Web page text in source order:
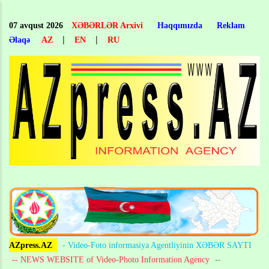
main
content
07 avqust 2026 XƏBƏRLƏR Arxivi Haqqımızda
Reklam
Əlaqə
AZ | EN | RU
AZpress.AZ
- Video-Foto informasiya Agentliyinin XƏBƏR SAYTI
-- NEWS WEBSITE of Video-Photo Information Agency --